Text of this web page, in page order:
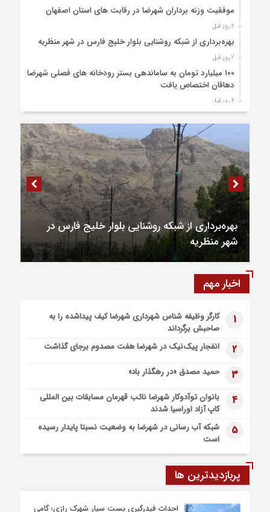
موفقیت وزنه برداران شهرضا در رقابت های استان اصفهان
2 روز قبل
بهره‌برداری از شبکه روشنایی بلوار خلیج فارس در شهر منظریه
2 روز قبل
۱۰۰ میلیارد تومان به ساماندهی بستر رودخانه های فصلی شهرضا و
دهاقان اختصاص یافت
4 روز قبل
رونمایی از کتاب محیا، آخرین اثر نویسنده جوان شهرضایی
۶۴ میلیارد تومان تسهیلات اشتغالزایی به مددجویان کمیته امداد
شهرضا پرداخت شد
1 هفته قبل
اشتغال و سرمایه‌گذاری خط قرمز و دغدغه اصلی مردم و دولت
است
۴۴ میلیارد تومان تسهیلات بنیاد برکت به آسیب دیدگان جنگ در
شهرضا اختصاص یافت
1 هفته قبل
۸ ممنوعه مهم برای کودکان قبل از خواب
1 هفته قبل
چند راه ساده برای افزایش عمر لباس‌ها
بهره‌برداری از شبکه روشنایی بلوار خلیج فارس در
شهر منظریه
اخبار مهم
1
کارگر وظیفه شناس شهرداری شهرضا کیف پیداشده را به
صاحبش برگرداند
2 انفجار پیک‌نیک در شهرضا هفت مصدوم برجای گذاشت
3 حمید مصدق «در رهگذار باد»
4
بانوان توآدوکار شهرضا نائب قهرمان مسابقات بین المللی
کاپ آزاد اوراسیا شدند
5
شبکه آب رسانی در شهرضا به وضعیت نسبتا پایدار رسیده
است
پربازدیدترین ها
احداث فیدرگیری پست سیار شهرک رازی؛ گامی